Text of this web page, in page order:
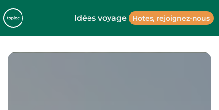
Idées voyage Hotes, rejoignez-nous